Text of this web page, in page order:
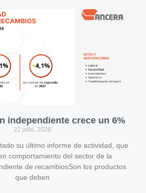
independiente crece un 6%
22 julio, 2026
su último informe de actividad, que
comportamiento del sector de la
de recambiosSon los productos
que deben